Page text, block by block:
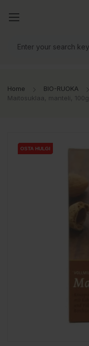
Home BIO-RUOKA
Maitosuklaa, manteli, 100g
OSTA HULGI
OSTA HULGI
OSTA HULGI